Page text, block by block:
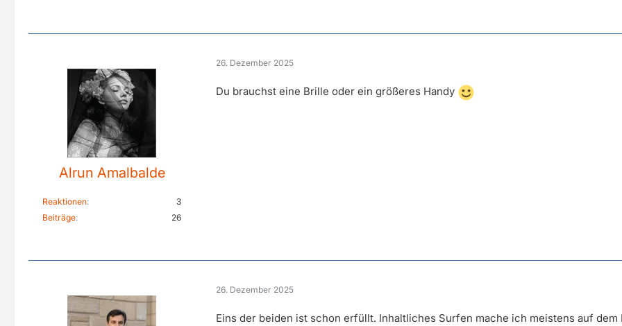
Alrun Amalbalde
Reaktionen
3
Beiträge
26
26. Dezember 2025
Du brauchst eine Brille oder ein größeres Handy
26. Dezember 2025
Eins der beiden ist schon erfüllt. Inhaltliches Surfen mache ich meistens auf